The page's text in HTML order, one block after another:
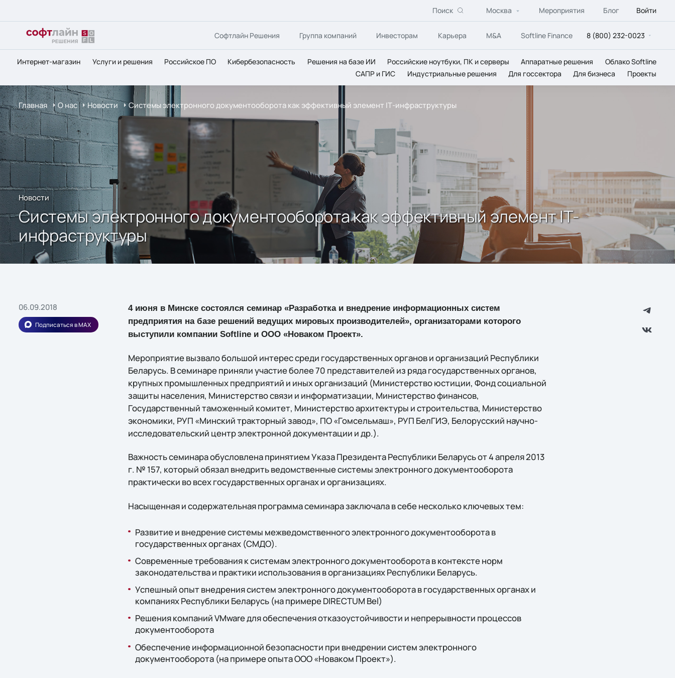
Поиск Москва Мероприятия Блог Войти
Софтлайн Решения Группа компаний Инвесторам Карьера M&A Softline Finance 8 (800) 232-0023
Интернет-магазин Услуги и решения Российское ПО Кибербезопасность Решения на базе ИИ Российские ноутбуки, ПК и серверы Аппаратные решения
Облако Softline
САПР и ГИС
Индустриальные решения Для госсектора Для бизнеса Проекты
Главная О нас Новости Системы электронного документооборота как эффективный элемент IТ-инфраструктуры
Новости
Системы электронного документооборота как эффективный элемент IТ-
инфраструктуры
06.09.2018
Подписаться в MAX
4 июня в Минске состоялся семинар «Разработка и внедрение информационных систем
предприятия на базе решений ведущих мировых производителей», организаторами которого
выступили компании Softline и ООО «Новаком Проект».
Мероприятие вызвало большой интерес среди государственных органов и организаций Республики
Беларусь. В семинаре приняли участие более 70 представителей из ряда государственных органов,
крупных промышленных предприятий и иных организаций (Министерство юстиции, Фонд социальной
защиты населения, Министерство связи и информатизации, Министерство финансов,
Государственный таможенный комитет, Министерство архитектуры и строительства, Министерство
экономики, РУП «Минский тракторный завод», ПО «Гомсельмаш», РУП БелГИЭ, Белорусский научно-
исследовательский центр электронной документации и др.).
Важность семинара обусловлена принятием Указа Президента Республики Беларусь от 4 апреля 2013
г. № 157, который обязал внедрить ведомственные системы электронного документооборота
практически во всех государственных органах и организациях.
Насыщенная и содержательная программа семинара заключала в себе несколько ключевых тем:
Развитие и внедрение системы межведомственного электронного документооборота в
государственных органах (СМДО).
Современные требования к системам электронного документооборота в контексте норм
законодательства и практики использования в организациях Республики Беларусь.
Успешный опыт внедрения систем электронного документооборота в государственных органах и
компаниях Республики Беларусь (на примере DIRECTUM Bel)
Решения компаний VMware для обеспечения отказоустойчивости и непрерывности процессов
документооборота
Обеспечение информационной безопасности при внедрении систем электронного
документооборота (на примере опыта ООО «Новаком Проект»).